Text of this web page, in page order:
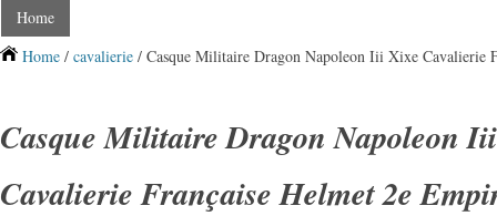
Home
Home / cavalierie / Casque Militaire Dragon Napoleon Iii Xixe Cavalierie
Casque Militaire Dragon Napoleon
Cavalierie Française Helmet 2e